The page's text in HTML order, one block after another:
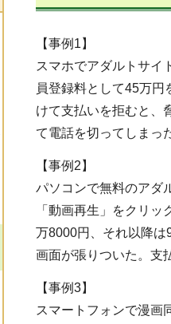
【事例1】
スマホでアダルトサイ
員登録料として45万
けて支払いを拒むと、
て電話を切ってしまっ
【事例2】
パソコンで無料のアダ
「動画再生」をクリ
万8000円、それ以降
画面が張りついた。支
【事例3】
スマートフォンで漫画